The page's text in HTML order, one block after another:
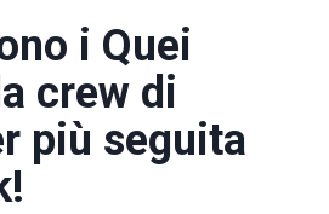
i Quei
crew di
più seguita